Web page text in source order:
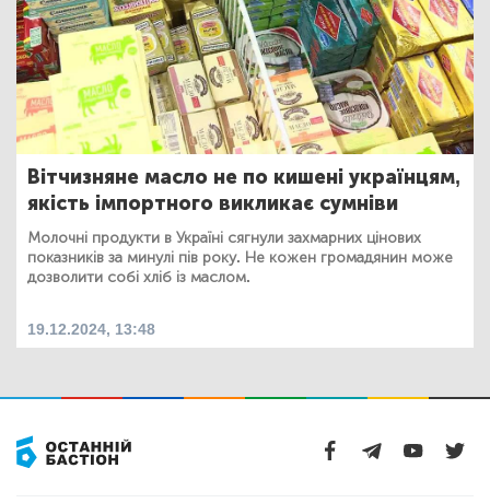
Вітчизняне масло не по кишені українцям,
якість імпортного викликає сумніви
Молочні продукти в Україні сягнули захмарних цінових
показників за минулі пів року. Не кожен громадянин може
дозволити собі хліб із маслом.
19.12.2024, 13:48